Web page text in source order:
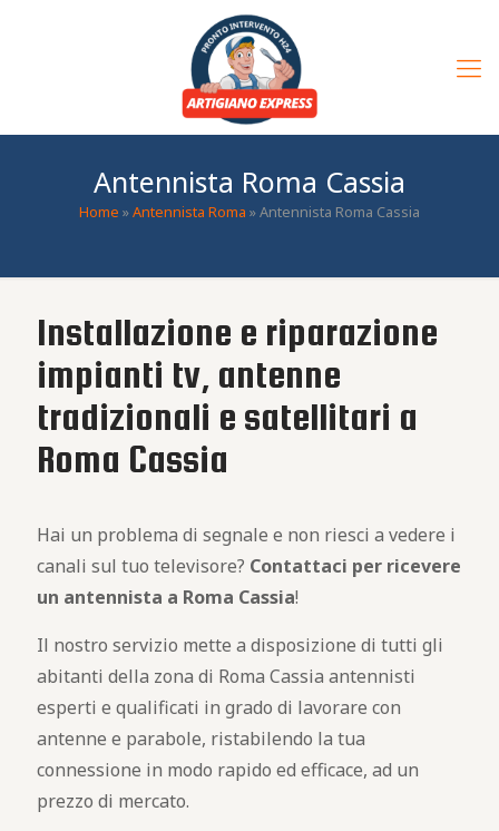
Antennista Roma Cassia
Home »Antennista Roma »Antennista Roma Cassia
Installazione e riparazione
impianti tv, antenne
tradizionali e satellitari a
Roma Cassia
Hai un problema di segnale e non riesci a vedere i
canali sul tuo televisore? Contattaci per ricevere
un antennista a Roma Cassia!
Il nostro servizio mette a disposizione di tutti gli
abitanti della zona di Roma Cassia antennisti
esperti e qualificati in grado di lavorare con
antenne e parabole, ristabilendo la tua
connessione in modo rapido ed efficace, ad un
prezzo di mercato.